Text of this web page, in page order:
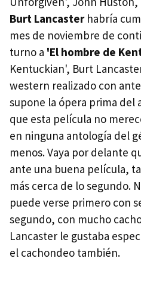
Burt Lancasterhabría
mes de noviembre de
turno a 'El hombre de
Kentuckian', Burt
western realizado con
supone la ópera prima del
que esta película no
en ninguna antología del
menos. Vaya por delante
ante una buena película,
más cerca de lo segundo.
puede verse primero con
segundo, con mucho
Lancaster le gustaba
el cachondeo también.